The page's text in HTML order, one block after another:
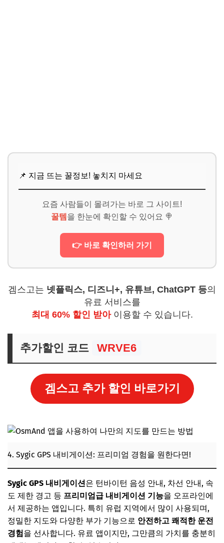
📌 지금 뜨는 꿀정보! 놓치지 마세요
요즘 사람들이 몰려가는 바로 그 사이트!
꿀템 을 한눈에 확인할 수 있어요 🍭
👉 바로 확인하러 가기
겜스고는 넷플릭스, 디즈니+, 유튜브, ChatGPT 등의
유료 서비스를
최대 60% 할인 받아이용할 수 있습니다.
추가할인 코드 WRVE6
겜스고 추가 할인 바로가기
4. Sygic GPS 내비게이션: 프리미엄 경험을 원한다면!
Sygic GPS 내비게이션은 턴바이턴 음성 안내, 차선 안내, 속
도 제한 경고 등 프리미엄급 내비게이션 기능을 오프라인에
서 제공하는 앱입니다. 특히 유럽 지역에서 많이 사용되며,
정밀한 지도와 다양한 부가 기능으로 안전하고 쾌적한 운전
경험을 선사합니다. 유료 앱이지만, 그만큼의 가치를 충분히